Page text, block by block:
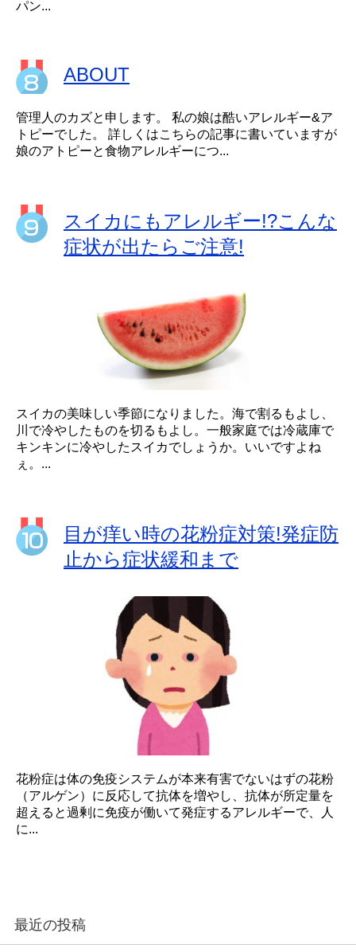
パン...
ABOUT
管理人のカズと申します。 私の娘は酷いアレルギー&ア
トピーでした。 詳しくはこちらの記事に書いていますが
娘のアトピーと食物アレルギーにつ...
スイカにもアレルギー!?こんな
症状が出たらご注意!
スイカの美味しい季節になりました。海で割るもよし、
川で冷やしたものを切るもよし。一般家庭では冷蔵庫で
キンキンに冷やしたスイカでしょうか。いいですよね
ぇ。...
目が痒い時の花粉症対策!発症防
止から症状緩和まで
花粉症は体の免疫システムが本来有害でないはずの花粉
（アルゲン）に反応して抗体を増やし、抗体が所定量を
超えると過剰に免疫が働いて発症するアレルギーで、人
に...
最近の投稿